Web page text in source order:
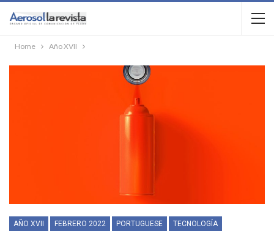
Home Año XVII
AÑO XVII FEBRERO 2022 PORTUGUESE TECNOLOGÍA